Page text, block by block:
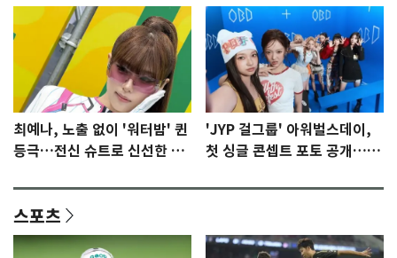
최예나, 노출 없이 '워터밤' 퀸
등극…전신 슈트로 신선한 충
'JYP 걸그룹' 아워벌스데이,
첫 싱글 콘셉트 포토 공개…청
스포츠